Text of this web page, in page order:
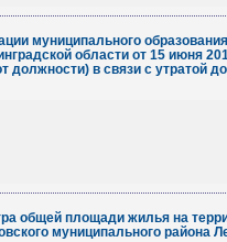
муниципального
области от 15 июня
в связи с утратой
общей площади жилья на
муниципального района